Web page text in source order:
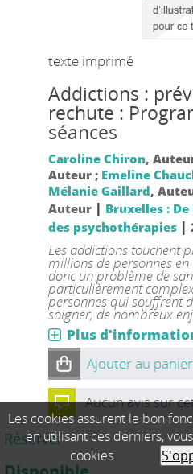
texte imprimé
Addictions :
rechute :
séances
Caroline Chiron,
Auteur ; Emeline
Mélanie Gaillard,
Auteur | Bruxelles : De
des psychothérapies|
Les addictions touchent
millions de personnes
donc un problème de
particulièrement
personnes qui souffrent
soigner, de nombreux
Plus
Ajouter au panier
Aucun avis sur
Réserver
Les cookies assurent le bon
en utilisant ces derniers,
cookies.